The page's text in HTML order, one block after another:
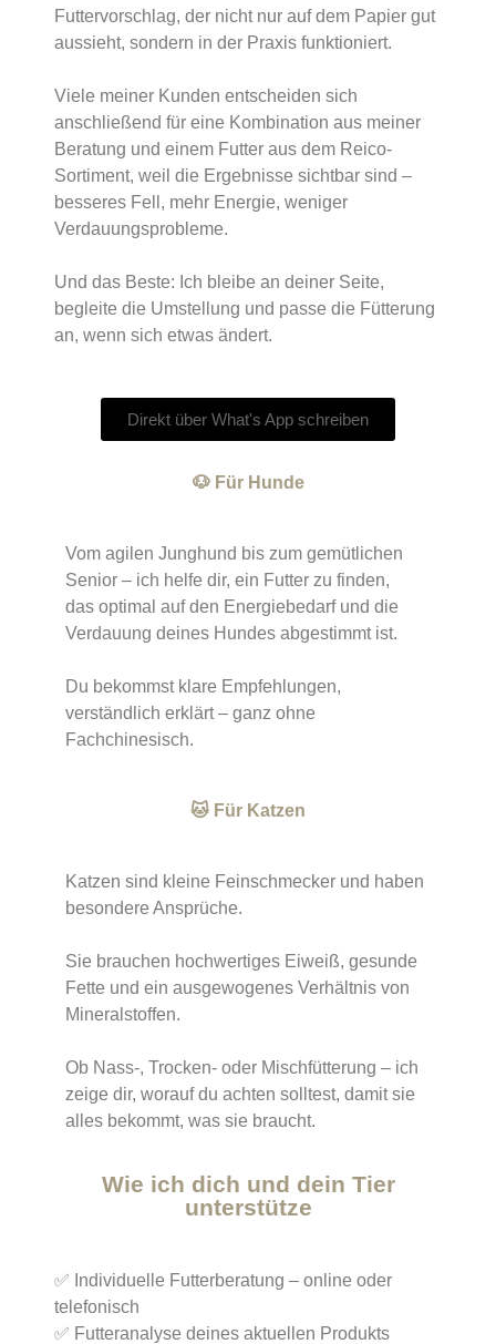
Futtervorschlag, der nicht nur auf dem Papier gut
aussieht, sondern in der Praxis funktioniert.
Viele meiner Kunden entscheiden sich
anschließend für eine Kombination aus meiner
Beratung und einem Futter aus dem Reico-
Sortiment, weil die Ergebnisse sichtbar sind –
besseres Fell, mehr Energie, weniger
Verdauungsprobleme.
Und das Beste: Ich bleibe an deiner Seite,
begleite die Umstellung und passe die Fütterung
an, wenn sich etwas ändert.
Direkt über What's App schreiben
🐶 Für Hunde
Vom agilen Junghund bis zum gemütlichen
Senior – ich helfe dir, ein Futter zu finden,
das optimal auf den Energiebedarf und die
Verdauung deines Hundes abgestimmt ist.
Du bekommst klare Empfehlungen,
verständlich erklärt – ganz ohne
Fachchinesisch.
🐱 Für Katzen
Katzen sind kleine Feinschmecker und haben
besondere Ansprüche.
Sie brauchen hochwertiges Eiweiß, gesunde
Fette und ein ausgewogenes Verhältnis von
Mineralstoffen.
Ob Nass-, Trocken- oder Mischfütterung – ich
zeige dir, worauf du achten solltest, damit sie
alles bekommt, was sie braucht.
Wie ich dich und dein Tier
unterstütze
✅ Individuelle Futterberatung – online oder
telefonisch
✅ Futteranalyse deines aktuellen Produkts